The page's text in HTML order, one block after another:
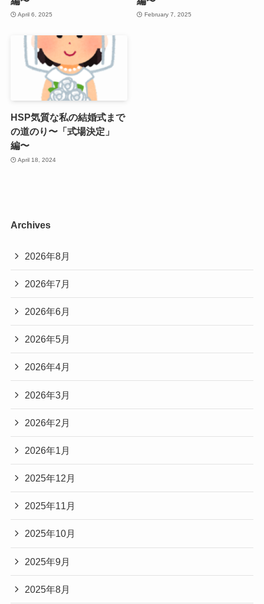
April 6, 2025 February 7, 2025
HSP気質な私の結婚式まで
の道のり〜「式場決定」
編〜
April 18, 2024
Archives
2026年8月
2026年7月
2026年6月
2026年5月
2026年4月
2026年3月
2026年2月
2026年1月
2025年12月
2025年11月
2025年10月
2025年9月
2025年8月